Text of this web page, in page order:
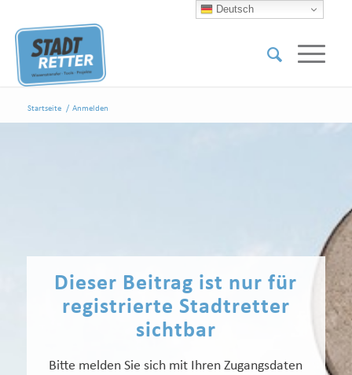
Startseite / Anmelden
Dieser Beitrag ist nur für
registrierte Stadtretter
sichtbar
Bitte melden Sie sich mit Ihren Zugangsdaten
Deutsch